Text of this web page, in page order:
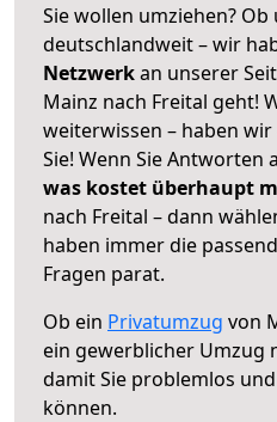
Sie wollen umziehen?
deutschlandweit – wir
Netzwerkan unserer
Mainz nach Freital geht!
weiterwissen – haben
Sie! Wenn Sie Antworten
was kostet überhaupt
nach Freital – dann
haben immer die
Fragen parat.
Ob ein Privatumzug von
ein gewerblicher Umzug
damit Sie problemlos
können.